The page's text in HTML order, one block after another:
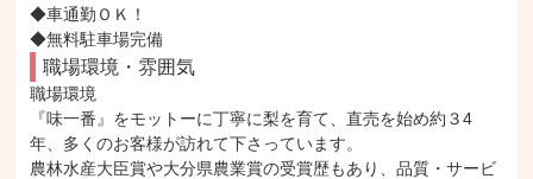
◆車通勤ＯＫ！
◆無料駐車場完備
職場環境・雰囲気
職場環境
『味一番』をモットーに丁寧に梨を育て、直売を始め約３4
年、多くのお客様が訪れて下さっています。
農林水産大臣賞や大分県農業賞の受賞歴もあり、品質・サービ